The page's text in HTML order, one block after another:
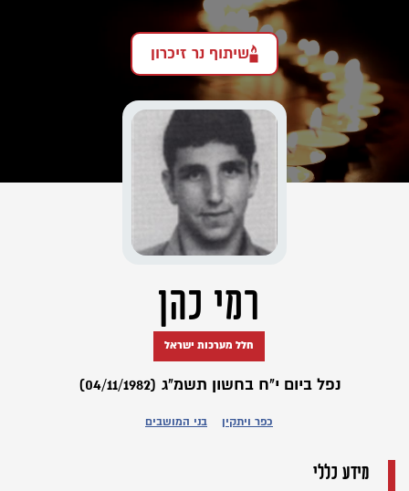
שיתוף נר זיכרון
רמי כהן
חלל מערכות ישראל
נפל ביום י"ח בחשון תשמ"ג (04/11/1982)
כפר ויתקין בני המושבים
מידע כללי